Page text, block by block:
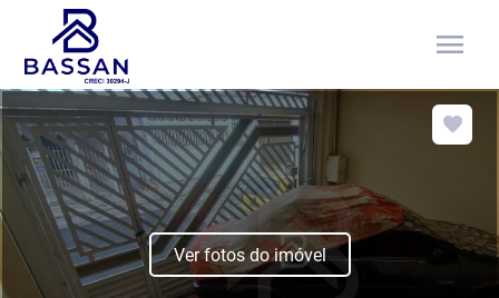
menu
Ver fotos do imóvel